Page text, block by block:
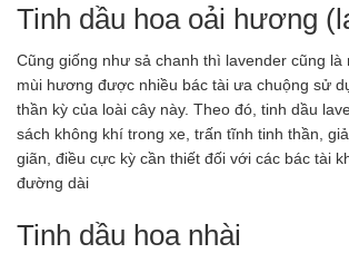
Tinh dầu hoa oải hương
Cũng giống như sả chanh thì lavender cũng là
mùi hương được nhiều bác tài ưa chuộng sử
thần kỳ của loài cây này. Theo đó, tinh dầu
sách không khí trong xe, trấn tĩnh tinh thần,
giãn, điều cực kỳ cần thiết đối với các bác tài
đường dài
Tinh dầu hoa nhài